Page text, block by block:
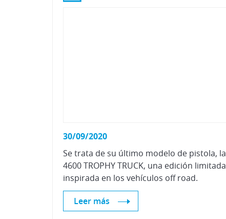
30/09/2020
Se trata de su último modelo de pistola, la
4600 TROPHY TRUCK, una edición limitada
inspirada en los vehículos off road.
Leer más